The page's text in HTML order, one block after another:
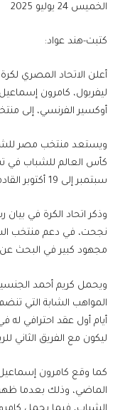
الخميس 24 يوليو 2025
كتبت-هند عواد:
أعلن الاتحاد المصري
ليفربول، كامرون
أوكسير الفرنسي، إلى منتخب
ويستعد منتخب مصر
سبتمبر إلى 19 أكتوبر القادمين.
وذكر اتحاد الكرة في بيان
مجهود كبير في البحث
‏ويحمل كريم أحمد
المواهب الشابة التي
أيام أول عقد احترافي له
ليكون مع الفريق الثاني
كما وقع كامرون إسماعيل
الماضي، وذلك بعدما